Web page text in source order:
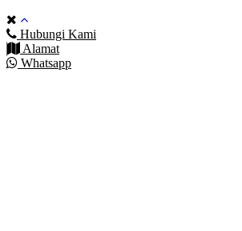
Hubungi Kami
Alamat
Whatsapp